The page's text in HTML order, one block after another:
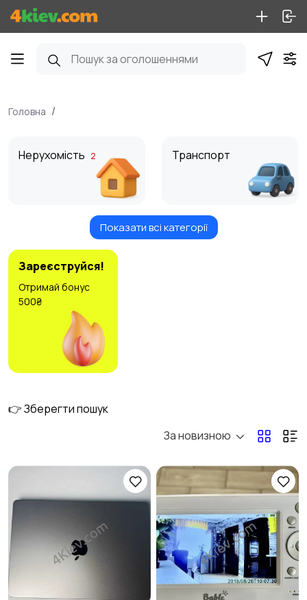
Головна
Нерухомість 2 Транспорт
Робота 4
Електроніка
Харчування Хобі та розваги 1
Тварини 2 Для бізнесу
Показати всі категорії
Зареєструйся!
Отримай бонус
500₴
👉 Зберегти пошук
За новизною